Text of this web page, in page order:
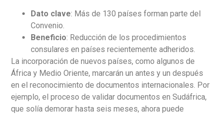
Dato clave: Más de 130 países forman parte del
Convenio.
Beneficio: Reducción de los procedimientos
consulares en países recientemente adheridos.
La incorporación de nuevos países, como algunos de
África y Medio Oriente, marcarán un antes y un después
en el reconocimiento de documentos internacionales. Por
ejemplo, el proceso de validar documentos en Sudáfrica,
que solía demorar hasta seis meses, ahora puede